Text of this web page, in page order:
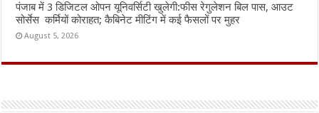
पंजाब में 3 डिजिटल ओपन यूनिवर्सिटी खुलेगी:फीस रेगुलेशन बिल पास, आउट
सोर्सेस कर्मियों कोराहत; कैबिनेट मीटिंग में कई फैसलों पर मुहर
August 5, 2026